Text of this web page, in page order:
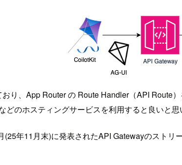
り、App Router の Route Handler（API Route
どのホスティングサービスを利用すると良いと思
年11月末)に発表されたAPI Gatewayのスト